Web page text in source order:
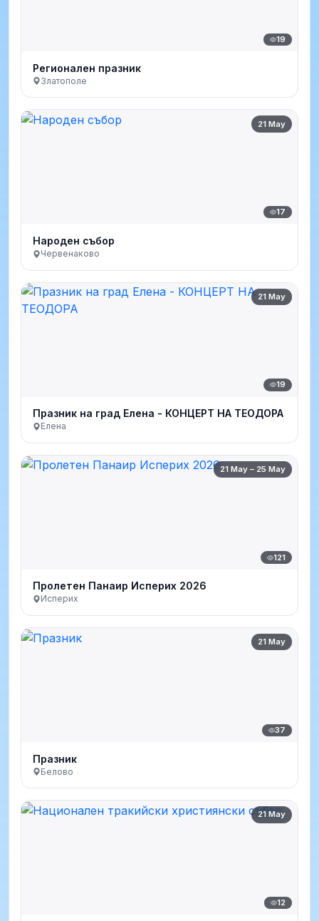
19
Регионален празник
Златополе
21 May
17
Народен събор
Червенаково
21 May
19
Празник на град Елена - КОНЦЕРТ НА ТЕОДОРА
Елена
21 May – 25 May
121
Пролетен Панаир Исперих 2026
Исперих
21 May
37
Празник
Белово
21 May
12